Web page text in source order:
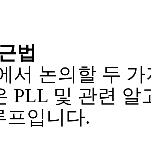
법
서 논의할 두
PLL 및 관련 알
프입니다.